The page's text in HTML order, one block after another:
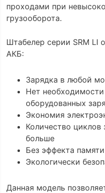
проходами при
грузооборота.
Штабелер серии SRM LI
АКБ:
Зарядка в любой
Нет
оборудованных
Экономия
Количество циклов
больше
Без эффекта памяти
Экологически
Данная модель